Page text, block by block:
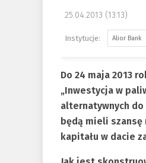
25.04.2013 (13:13)
Alior Bank
Do 24 maja 2013
„Inwestycja w
alternatywnych
będą mieli szansę
kapitału w dacie